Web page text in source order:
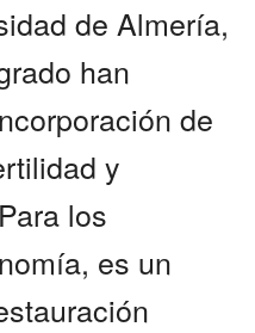
de Almería,
han
de
y
los
es un